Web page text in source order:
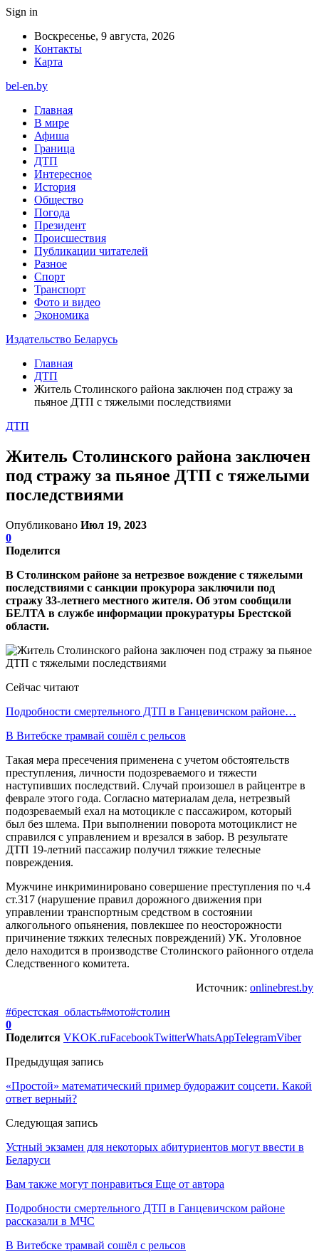
Sign in
Воскресенье, 9 августа, 2026
Контакты
Карта
bel-en.by
Главная
В мире
Афиша
Граница
ДТП
Интересное
История
Общество
Погода
Президент
Происшествия
Публикации читателей
Разное
Спорт
Транспорт
Фото и видео
Экономика
Издательство Беларусь
Главная
ДТП
Житель Столинского района заключен под стражу за
пьяное ДТП с тяжелыми последствиями
ДТП
Житель Столинского района заключен
под стражу за пьяное ДТП с тяжелыми
последствиями
Опубликовано Июл 19, 2023
0
Поделится
В Столинском районе за нетрезвое вождение с тяжелыми
последствиями с санкции прокурора заключили под
стражу 33-летнего местного жителя. Об этом сообщили
БЕЛТА в службе информации прокуратуры Брестской
области.
Сейчас читают
Подробности смертельного ДТП в Ганцевичском районе…
В Витебске трамвай сошёл с рельсов
Такая мера пресечения применена с учетом обстоятельств
преступления, личности подозреваемого и тяжести
наступивших последствий. Случай произошел в райцентре в
феврале этого года. Согласно материалам дела, нетрезвый
подозреваемый ехал на мотоцикле с пассажиром, который
был без шлема. При выполнении поворота мотоциклист не
справился с управлением и врезался в забор. В результате
ДТП 19-летний пассажир получил тяжкие телесные
повреждения.
Мужчине инкриминировано совершение преступления по ч.4
ст.317 (нарушение правил дорожного движения при
управлении транспортным средством в состоянии
алкогольного опьянения, повлекшее по неосторожности
причинение тяжких телесных повреждений) УК. Уголовное
дело находится в производстве Столинского районного отдела
Следственного комитета.
Источник: onlinebrest.by
#брестская_область#мото#столин
0
Поделится VKOK.ruFacebookTwitterWhatsAppTelegramViber
Предыдущая запись
«Простой» математический пример будоражит соцсети. Какой
ответ верный?
Следующая запись
Устный экзамен для некоторых абитуриентов могут ввести в
Беларуси
Вам также могут понравиться Еще от автора
Подробности смертельного ДТП в Ганцевичском районе
рассказали в МЧС
В Витебске трамвай сошёл с рельсов